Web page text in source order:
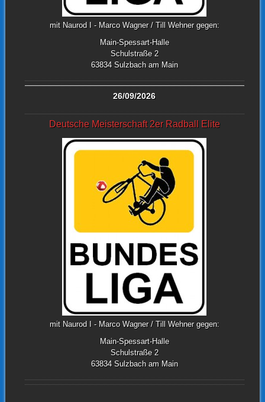
mit Naurod I - Marco Wagner / Till Wehner gegen:
Main-Spessart-Halle
Schulstraße 2
63834 Sulzbach am Main
26/09/2026
Deutsche Meisterschaft 2er Radball Elite
mit Naurod I - Marco Wagner / Till Wehner gegen:
Main-Spessart-Halle
Schulstraße 2
63834 Sulzbach am Main